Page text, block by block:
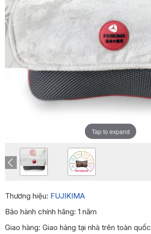
Tap to expand
Thương hiệu: FUJIKIMA
Bảo hành chính hãng: 1 năm
Giao hàng: Giao hàng tại nhà trên toàn quốc